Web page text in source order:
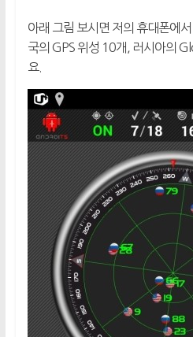
아래 그림 보시면 저의 휴대폰에
국의 GPS 위성 10개, 러시아의
요.